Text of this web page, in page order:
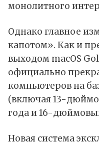
монолитного
Однако главное
капотом». Как и
выходом macOS
официально
компьютеров на
(включая 13-
года и 16-
Новая система